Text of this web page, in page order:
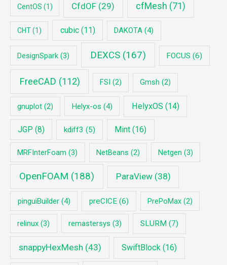
CentOS (1) CfdOF (29) cfMesh (71)
CHT(1) cubic(11) DAKOTA (4)
DesignSpark (3) DEXCS(167) FOCUS (6)
FreeCAD (112) FSI (2) Gmsh (2)
gnuplot (2) Helyx-os (4) HelyxOS (14)
JGP (8) kdiff3 (5) Mint (16)
MRFInterFoam (3) NetBeans (2) Netgen (3)
OpenFOAM (188) ParaView(38)
pinguiBuilder(4) preCICE(6) PrePoMax(2)
relinux (3) remastersys (3) SLURM (7)
snappyHexMesh (43) SwiftBlock(16)